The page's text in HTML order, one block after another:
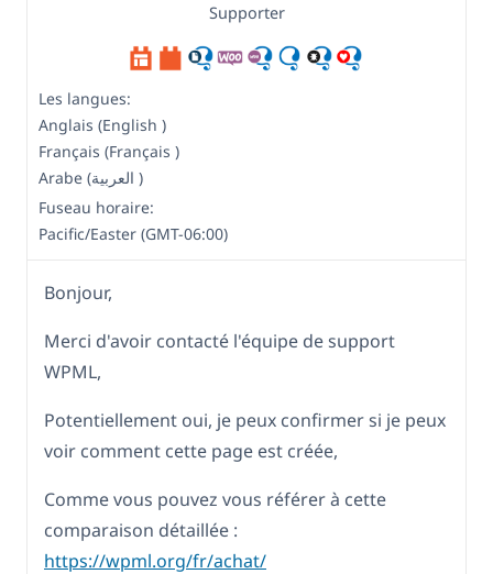
Supporter
Les langues:
Anglais (English )
Français (Français )
Arabe (العربية )
Fuseau horaire:
Pacific/Easter (GMT-06:00)
Bonjour,
Merci d'avoir contacté l'équipe de support
WPML,
Potentiellement oui, je peux confirmer si je peux
voir comment cette page est créée,
Comme vous pouvez vous référer à cette
comparaison détaillée :
https://wpml.org/fr/achat/